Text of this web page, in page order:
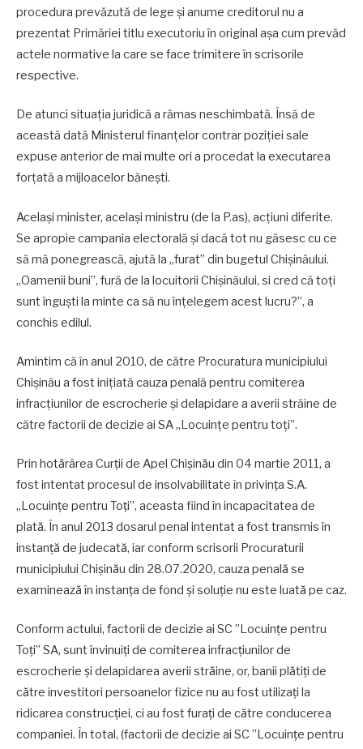
procedura prevăzută de lege și anume creditorul nu a
prezentat Primăriei titlu executoriu în original așa cum prevăd
actele normative la care se face trimitere în scrisorile
respective.
De atunci situația juridică a rămas neschimbată. Însă de
această dată Ministerul finanțelor contrar poziției sale
expuse anterior de mai multe ori a procedat la executarea
forțată a mijloacelor bănești.
Același minister, același ministru (de la P.as), acțiuni diferite.
Se apropie campania electorală și dacă tot nu găsesc cu ce
să mă ponegrească, ajută la „furat” din bugetul Chișinăului.
„Oamenii buni”, fură de la locuitorii Chișinăului, si cred că toți
sunt înguști la minte ca să nu înțelegem acest lucru?”, a
conchis edilul.
Amintim că în anul 2010, de către Procuratura municipiului
Chișinău a fost inițiată cauza penală pentru comiterea
infracțiunilor de escrocherie și delapidare a averii străine de
către factorii de decizie ai SA „Locuințe pentru toți”.
Prin hotărârea Curții de Apel Chișinău din 04 martie 2011, a
fost intentat procesul de insolvabilitate în privința S.A.
„Locuințe pentru Toți”, aceasta fiind în incapacitatea de
plată. În anul 2013 dosarul penal intentat a fost transmis în
instanță de judecată, iar conform scrisorii Procuraturii
municipiului Chișinău din 28.07.2020, cauza penală se
examinează în instanța de fond și soluție nu este luată pe caz.
Conform actului, factorii de decizie ai SC ”Locuințe pentru
Toți” SA, sunt învinuiți de comiterea infracțiunilor de
escrocherie și delapidarea averii străine, or, banii plătiți de
către investitori persoanelor fizice nu au fost utilizați la
ridicarea construcției, ci au fost furați de către conducerea
companiei. În total, (factorii de decizie ai SC ”Locuințe pentru